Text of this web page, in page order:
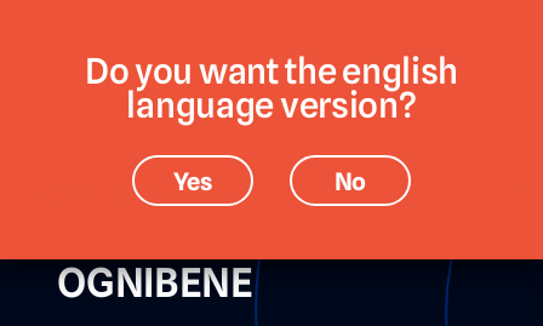
CATEGORIE MARCHE
Brand › OGNIBENE
OGNIBENE
Do you want the english
language version?
Yes No